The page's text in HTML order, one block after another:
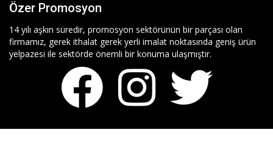
Özer Promosyon
14 yılı aşkın süredir, promosyon sektörünün bir parçası olan
firmamız, gerek ithalat gerek yerli imalat noktasında geniş ürün
yelpazesi ile sektörde önemli bir konuma ulaşmıştır.